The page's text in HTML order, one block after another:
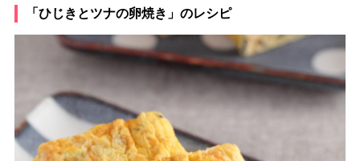
「ひじきとツナの卵焼き」のレシピ